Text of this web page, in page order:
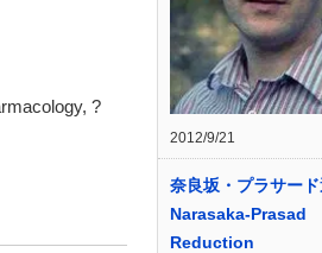
?
2012/9/21
奈良坂・プラサー
Narasaka-Prasad
Reduction